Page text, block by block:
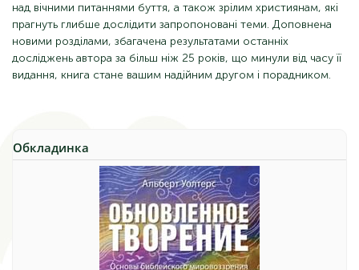
над вічними питаннями буття, а також зрілим християнам, які
прагнуть глибше дослідити запропоновані теми. Доповнена
новими розділами, збагачена результатами останніх
досліджень автора за більш ніж 25 років, що минули від часу її
видання, книга стане вашим надійним другом і порадником.
Обкладинка